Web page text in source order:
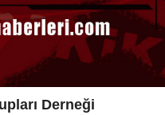
Derneği